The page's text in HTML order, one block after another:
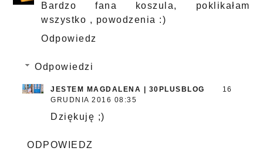
Bardzo fana koszula, poklikałam
wszystko , powodzenia :)
Odpowiedz
Odpowiedzi
JESTEM MAGDALENA | 30PLUSBLOG
16
GRUDNIA 2016 08:35
Dziękuję ;)
ODPOWIEDZ